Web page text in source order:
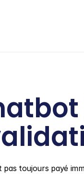
pas toujours payé